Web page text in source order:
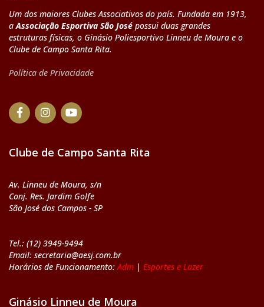
Um dos maiores Clubes Associativos do país. Fundada em 1913,
aAssociação Esportiva São José possui duas grandes
estruturas físicas, o Ginásio Poliesportivo Linneu de Moura e o
Clube de Campo Santa Rita.
Política de Privacidade
Clube de Campo Santa Rita
Av. Linneu de Moura, s/n
Conj. Res. Jardim Golfe
São José dos Campos - SP
Tel.: (12) 3949-9494
Email: secretaria@aesj.com.br
Horários de Funcionamento:Adm | Esportes e Lazer
Ginásio Linneu de Moura